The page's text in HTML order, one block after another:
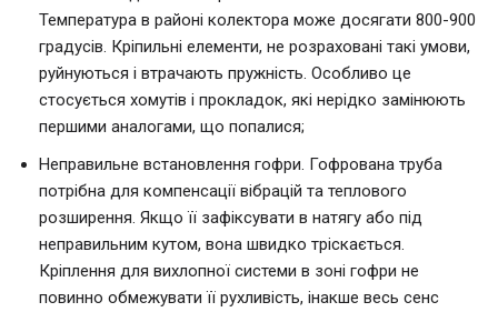
Температура в районі колектора може досягати 800-900
градусів. Кріпильні елементи, не розраховані такі умови,
руйнуються і втрачають пружність. Особливо це
стосується хомутів і прокладок, які нерідко замінюють
першими аналогами, що попалися;
Неправильне встановлення гофри. Гофрована труба
потрібна для компенсації вібрацій та теплового
розширення. Якщо її зафіксувати в натягу або під
неправильним кутом, вона швидко тріскається.
Кріплення для вихлопної системи в зоні гофри не
повинно обмежувати її рухливість, інакше весь сенс